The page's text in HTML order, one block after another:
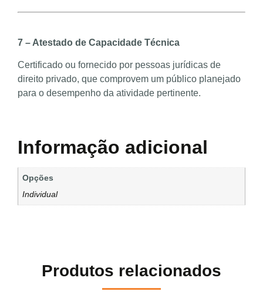
7 – Atestado de Capacidade Técnica
Certificado ou fornecido por pessoas jurídicas de
direito privado, que comprovem um público planejado
para o desempenho da atividade pertinente.
Informação adicional
Opções
Individual
Produtos relacionados